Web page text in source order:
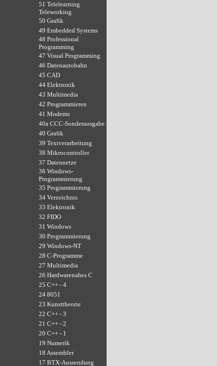
51 Telelearning
Teleworking
50 Grafik
49 Embedded Systems
48 Professional
Programming
47 Visual Programming
46 Datenautobahn
45 CAD
44 Elektronik
43 Multimedia
42 Programmieren
41 Modems
40a CCC-Sonderausgabe
40 Grafik
39 Textverarbeitung
38 Mikrocontroller
37 Datennetze
36 Windows-
Programmierung
35 Programmierung
34 Verzeichnis
33 Elektronik
32 FIDO
31 Windows
30 Programmierung
29 Windows-NT
28 C-Programme
27 Multimedia
26 Hardwarenahes C
25 C++ - 4
24 8051
23 Kunsttheorie
22 C++ - 3
21 C++ - 2
20 C++ - 1
19 Numerik
18 Assembler
17 BTX-Aussendung